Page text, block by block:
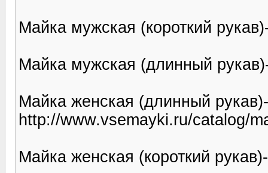
Майка мужская (короткий
Майка мужская (длинный
Майка женская (длинный
http://www.vsemayki.ru/catalog/
Майка женская (короткий